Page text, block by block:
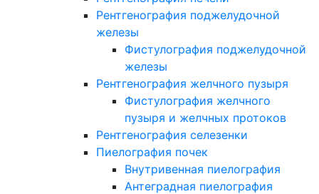
Рентгенография поджелудочной
железы
Фистулография поджелудочной
железы
Рентгенография желчного пузыря
Фистулография желчного
пузыря и желчных протоков
Рентгенография селезенки
Пиелография почек
Внутривенная пиелография
Антеградная пиелография